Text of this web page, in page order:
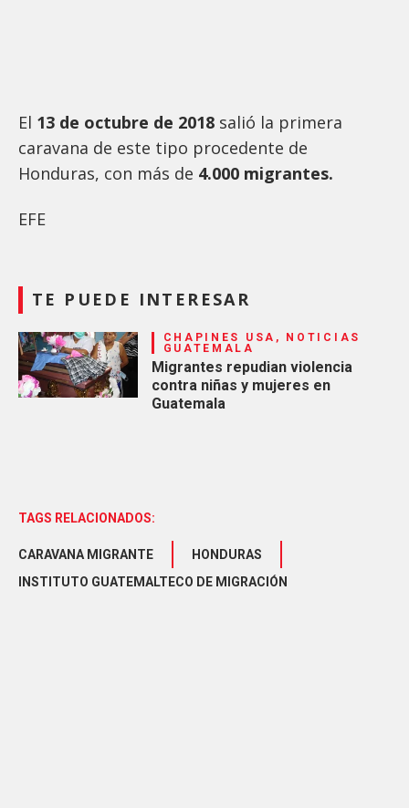
El 13 de octubre de 2018 salió la primera
caravana de este tipo procedente de
Honduras, con más de 4.000 migrantes.
EFE
TE PUEDE INTERESAR
CHAPINES USA, NOTICIAS
GUATEMALA
Migrantes repudian violencia
contra niñas y mujeres en
Guatemala
TAGS RELACIONADOS:
CARAVANA MIGRANTE
HONDURAS
INSTITUTO GUATEMALTECO DE MIGRACIÓN